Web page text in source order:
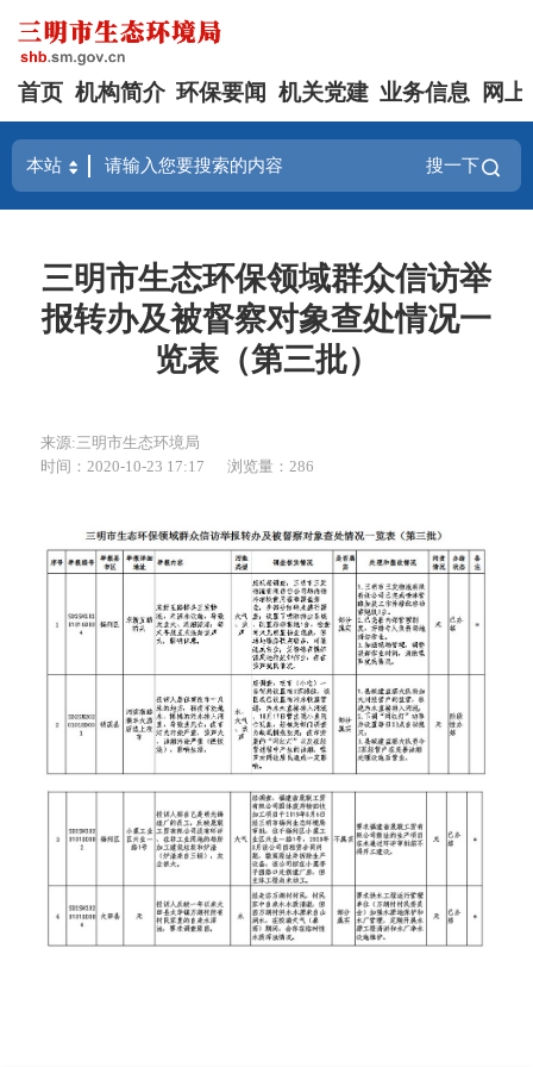
首页 机构简介 环保要闻 机关党建 业务信息 网
搜一下
三明市生态环保领域群众信访举
报转办及被督察对象查处情况一
览表（第三批）
来源:三明市生态环境局
时间：2020-10-23 17:17
浏览量：286